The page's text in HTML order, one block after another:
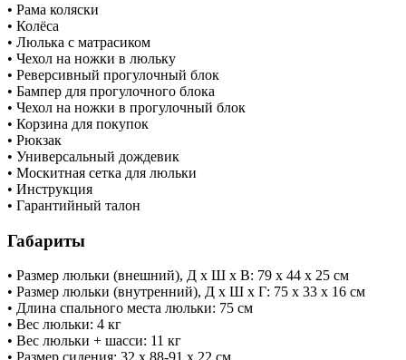
• Рама коляски
• Колёса
• Люлька с матрасиком
• Чехол на ножки в люльку
• Реверсивный прогулочный блок
• Бампер для прогулочного блока
• Чехол на ножки в прогулочный блок
• Корзина для покупок
• Рюкзак
• Универсальный дождевик
• Москитная сетка для люльки
• Инструкция
• Гарантийный талон
Габариты
• Размер люльки (внешний), Д х Ш х В: 79 х 44 х 25 см
• Размер люльки (внутренний), Д х Ш х Г: 75 х 33 х 16 см
• Длина спального места люльки: 75 см
• Вес люльки: 4 кг
• Вес люльки + шасси: 11 кг